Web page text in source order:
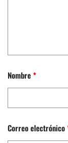
Nombre*
Correo electrónico